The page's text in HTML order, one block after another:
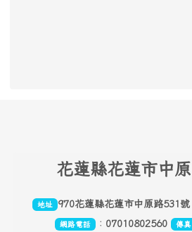
花蓮縣花蓮市中
地址 970花蓮縣花蓮市中原路531號
網路電話 ： 07010802560 傳真